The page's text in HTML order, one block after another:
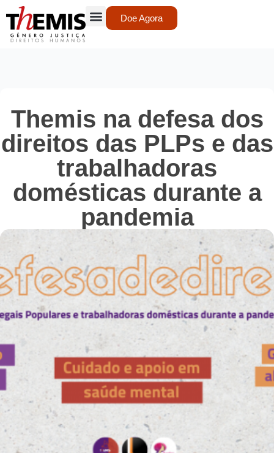
Doe Agora
Themis na defesa dos
direitos das PLPs e das
trabalhadoras
domésticas durante a
pandemia